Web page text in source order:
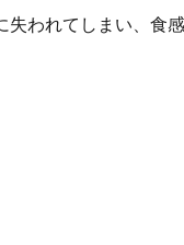
われてしまい、食